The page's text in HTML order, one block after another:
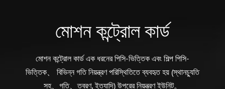
মোশন কন্ট্রোল কার্ড
মোশন কন্ট্রোল কার্ড এক ধরনের পিসি-ভিত্তিক এবং শিল্প পিসি-
ভিত্তিক、 বিভিন্ন গতি নিয়ন্ত্রণ পরিস্থিতিতে ব্যবহৃত হয় (স্থানচ্যুতি
সহ、গতি、ত্বরণ, ইত্যাদি) উপরের নিয়ন্ত্রণ ইউনিট。